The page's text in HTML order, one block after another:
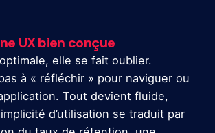
UX bien conçue
elle se fait oublier.
pas à « réfléchir » pour naviguer ou
Tout devient fluide,
d’utilisation se traduit par